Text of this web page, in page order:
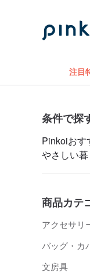
注目
条件で探
Pinkoiおす
やさしい暮
商品カテ
アクセサリ
バッグ・カ
文房具